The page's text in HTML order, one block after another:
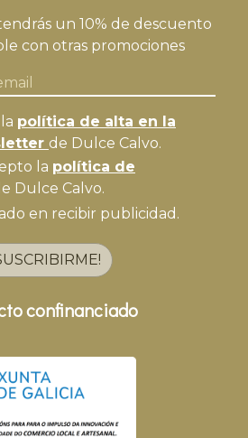
un 10% de descuento
con otras promociones
política de alta en la
de Dulce Calvo.
la política de
Dulce Calvo.
en recibir publicidad.
confinanciado